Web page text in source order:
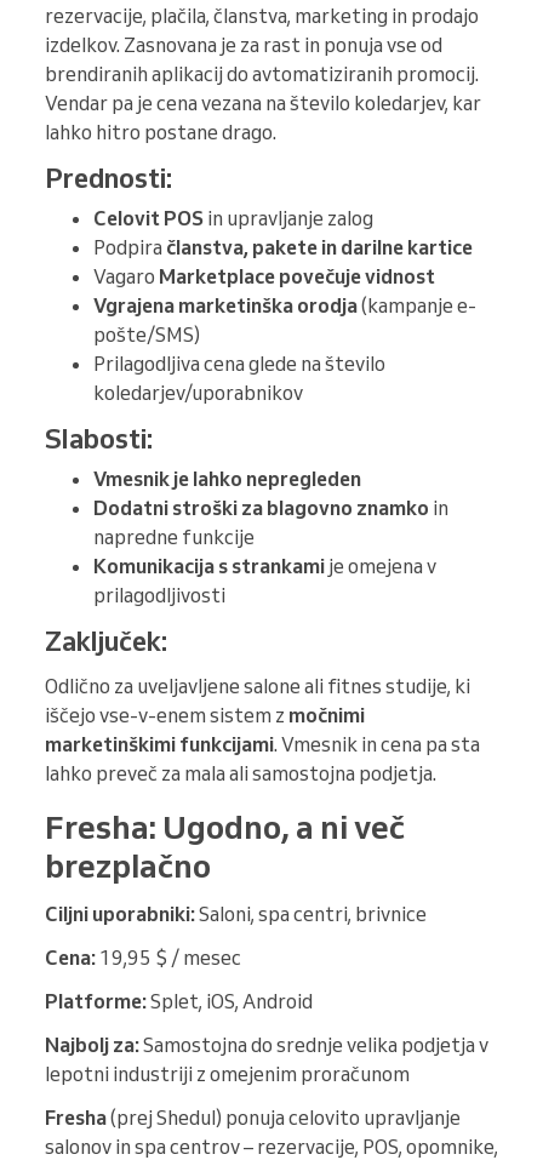
rezervacije, plačila, članstva, marketing in prodajo
izdelkov. Zasnovana je za rast in ponuja vse od
brendiranih aplikacij do avtomatiziranih promocij.
Vendar pa je cena vezana na število koledarjev, kar
lahko hitro postane drago.
Prednosti:
Celovit POS in upravljanje zalog
Podpira članstva, pakete in darilne kartice
Vagaro Marketplace povečuje vidnost
Vgrajena marketinška orodja(kampanje e-
pošte/SMS)
Prilagodljiva cena glede na število
koledarjev/uporabnikov
Slabosti:
Vmesnik je lahko nepregleden
Dodatni stroški za blagovno znamko in
napredne funkcije
Komunikacija s strankami je omejena v
prilagodljivosti
Zaključek:
Odlično za uveljavljene salone ali fitnes studije, ki
iščejo vse-v-enem sistem z močnimi
marketinškimi funkcijami. Vmesnik in cena pa sta
lahko preveč za mala ali samostojna podjetja.
Fresha: Ugodno, a ni več
brezplačno
Ciljni uporabniki:Saloni, spa centri, brivnice
Cena: 19,95 $ / mesec
Platforme:Splet, iOS, Android
Najbolj za:Samostojna do srednje velika podjetja v
lepotni industriji z omejenim proračunom
Fresha(prej Shedul) ponuja celovito upravljanje
salonov in spa centrov – rezervacije, POS, opomnike,